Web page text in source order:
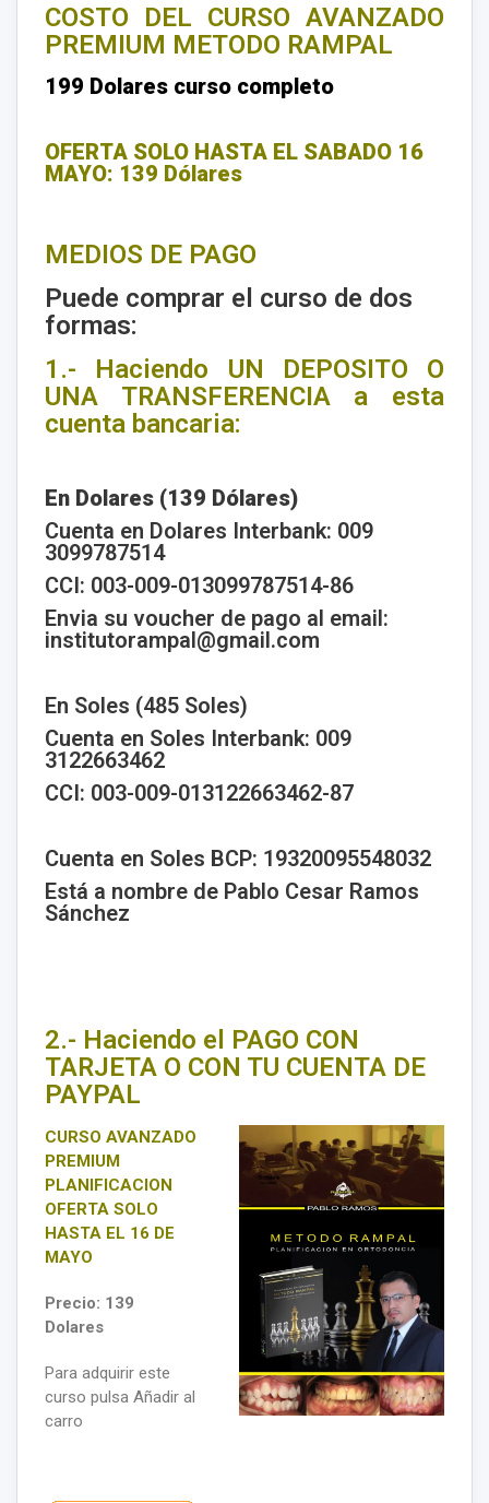
COSTO DEL CURSO AVANZADO
PREMIUM METODO RAMPAL
199 Dolares curso completo
OFERTA SOLO HASTA EL SABADO 16
MAYO: 139 Dólares
MEDIOS DE PAGO
Puede comprar el curso de dos
formas:
1.- Haciendo UN DEPOSITO O
UNA TRANSFERENCIA a esta
cuenta bancaria:
En Dolares (139 Dólares)
Cuenta en Dolares Interbank: 009
3099787514
CCI: 003-009-013099787514-86
Envia su voucher de pago al email:
institutorampal@gmail.com
En Soles (485 Soles)
Cuenta en Soles Interbank: 009
3122663462
CCI: 003-009-013122663462-87
Cuenta en Soles BCP: 19320095548032
Está a nombre de Pablo Cesar Ramos
Sánchez
2.- Haciendo el PAGO CON
TARJETA O CON TU CUENTA DE
PAYPAL
CURSO AVANZADO
PREMIUM
PLANIFICACION
OFERTA SOLO
HASTA EL 16 DE
MAYO
Precio: 139
Dolares
Para adquirir este
curso pulsa Añadir al
carro